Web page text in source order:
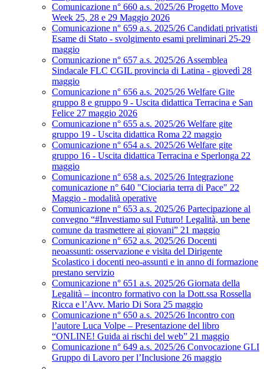
Comunicazione n° 660 a.s. 2025/26 Progetto Move
Week 25, 28 e 29 Maggio 2026
Comunicazione n° 659 a.s. 2025/26 Candidati privatisti
Esame di Stato - svolgimento esami preliminari 25-29
maggio
Comunicazione n° 657 a.s. 2025/26 Assemblea
Sindacale FLC CGIL provincia di Latina - giovedì 28
maggio
Comunicazione n° 656 a.s. 2025/26 Welfare Gite
gruppo 8 e gruppo 9 - Uscita didattica Terracina e San
Felice 27 maggio 2026
Comunicazione n° 655 a.s. 2025/26 Welfare gite
gruppo 19 - Uscita didattica Roma 22 maggio
Comunicazione n° 654 a.s. 2025/26 Welfare gite
gruppo 16 - Uscita didattica Terracina e Sperlonga 22
maggio
Comunicazione n° 658 a.s. 2025/26 Integrazione
comunicazione n° 640 "Ciociaria terra di Pace" 22
Maggio - modalità operative
Comunicazione n° 653 a.s. 2025/26 Partecipazione al
convegno “#Investiamo sul Futuro! Legalità, un bene
comune da trasmettere ai giovani” 21 maggio
Comunicazione n° 652 a.s. 2025/26 Docenti
neoassunti: osservazione e visita del Dirigente
Scolastico i docenti neo-assunti e in anno di formazione
prestano servizio
Comunicazione n° 651 a.s. 2025/26 Giornata della
Legalità – incontro formativo con la Dott.ssa Rossella
Ricca e l’Avv. Mario Di Sora 25 maggio
Comunicazione n° 650 a.s. 2025/26 Incontro con
l’autore Luca Volpe – Presentazione del libro
“ONLINE! Guida ai rischi del web” 21 maggio
Comunicazione n° 649 a.s. 2025/26 Convocazione GLI
Gruppo di Lavoro per l’Inclusione 26 maggio